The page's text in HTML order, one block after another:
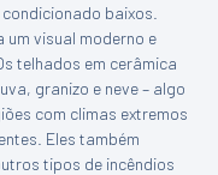
baixos.
um visual moderno e
telhados em cerâmica
granizo e neve – algo
com climas extremos
Eles também
tipos de incêndios